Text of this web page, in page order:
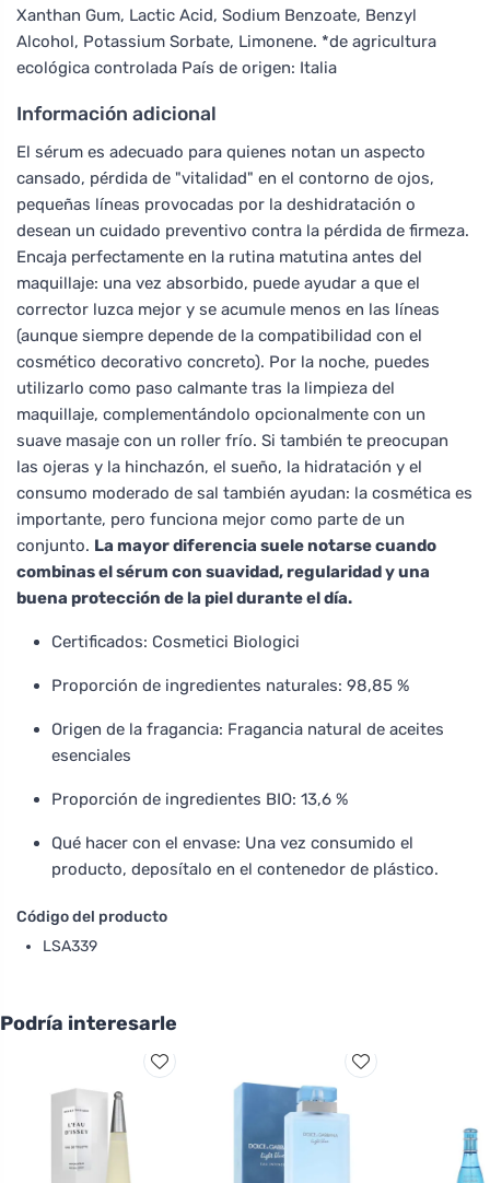
Xanthan Gum, Lactic Acid, Sodium Benzoate, Benzyl
Alcohol, Potassium Sorbate, Limonene. *de agricultura
ecológica controlada País de origen: Italia
Información adicional
El sérum es adecuado para quienes notan un aspecto
cansado, pérdida de "vitalidad" en el contorno de ojos,
pequeñas líneas provocadas por la deshidratación o
desean un cuidado preventivo contra la pérdida de firmeza.
Encaja perfectamente en la rutina matutina antes del
maquillaje: una vez absorbido, puede ayudar a que el
corrector luzca mejor y se acumule menos en las líneas
(aunque siempre depende de la compatibilidad con el
cosmético decorativo concreto). Por la noche, puedes
utilizarlo como paso calmante tras la limpieza del
maquillaje, complementándolo opcionalmente con un
suave masaje con un roller frío. Si también te preocupan
las ojeras y la hinchazón, el sueño, la hidratación y el
consumo moderado de sal también ayudan: la cosmética es
importante, pero funciona mejor como parte de un
conjunto. La mayor diferencia suele notarse cuando
combinas el sérum con suavidad, regularidad y una
buena protección de la piel durante el día.
Certificados: Cosmetici Biologici
Proporción de ingredientes naturales: 98,85 %
Origen de la fragancia: Fragancia natural de aceites
esenciales
Proporción de ingredientes BIO: 13,6 %
Qué hacer con el envase: Una vez consumido el
producto, deposítalo en el contenedor de plástico.
Código del producto
LSA339
Podría interesarle